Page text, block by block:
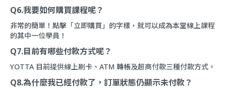
Q6.我要如何購買課程呢？
非常的簡單！點擊「立即購買」的字樣，就可以成為本堂線上課程
的其中一位學員！
Q7.目前有哪些付款方式呢？
YOTTA 目前提供線上刷卡、ATM 轉帳及超商付款三種付款方式。
Q8.為什麼我已經付款了，訂單狀態仍顯示未付款？